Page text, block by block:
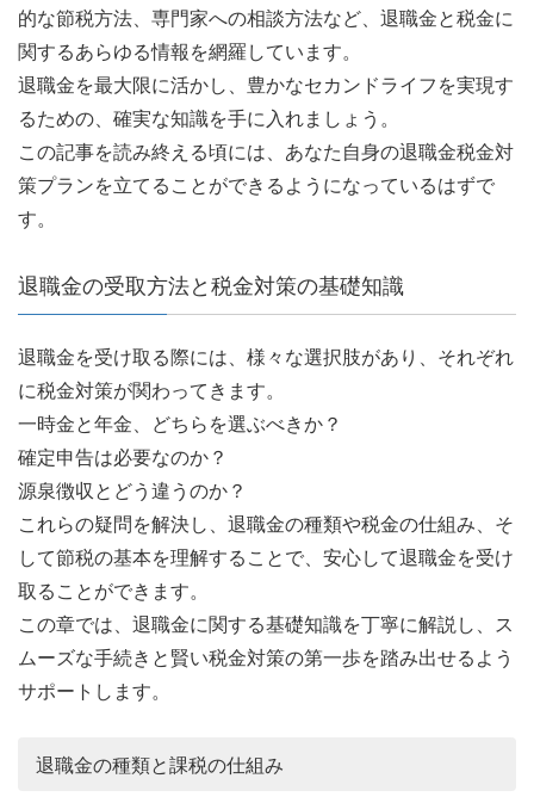
的な節税方法、専門家への相談方法など、退職金と税金に
関するあらゆる情報を網羅しています。
退職金を最大限に活かし、豊かなセカンドライフを実現す
るための、確実な知識を手に入れましょう。
この記事を読み終える頃には、あなた自身の退職金税金対
策プランを立てることができるようになっているはずで
す。
退職金の受取方法と税金対策の基礎知識
退職金を受け取る際には、様々な選択肢があり、それぞれ
に税金対策が関わってきます。
一時金と年金、どちらを選ぶべきか？
確定申告は必要なのか？
源泉徴収とどう違うのか？
これらの疑問を解決し、退職金の種類や税金の仕組み、そ
して節税の基本を理解することで、安心して退職金を受け
取ることができます。
この章では、退職金に関する基礎知識を丁寧に解説し、ス
ムーズな手続きと賢い税金対策の第一歩を踏み出せるよう
サポートします。
退職金の種類と課税の仕組み